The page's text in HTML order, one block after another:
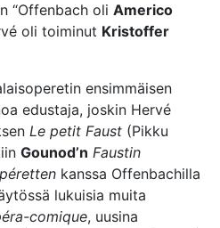
“Offenbach oli Americo
oli toiminut Kristoffer
ensimmäisen
edustaja, joskin Hervé
Le petit Faust (Pikku
Gounod’n Faustin
kanssa Offenbachilla
lukuisia muita
comique, uusina